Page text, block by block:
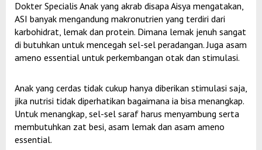
Dokter Specialis Anak yang akrab disapa Aisya mengatakan,
ASI banyak mengandung makronutrien yang terdiri dari
karbohidrat, lemak dan protein. Dimana lemak jenuh sangat
di butuhkan untuk mencegah sel-sel peradangan. Juga asam
ameno essential untuk perkembangan otak dan stimulasi.
Anak yang cerdas tidak cukup hanya diberikan stimulasi saja,
jika nutrisi tidak diperhatikan bagaimana ia bisa menangkap.
Untuk menangkap, sel-sel saraf harus menyambung serta
membutuhkan zat besi, asam lemak dan asam ameno
essential.